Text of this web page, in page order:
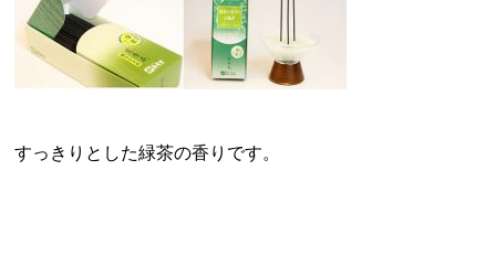
すっきりとした緑茶の香りです。